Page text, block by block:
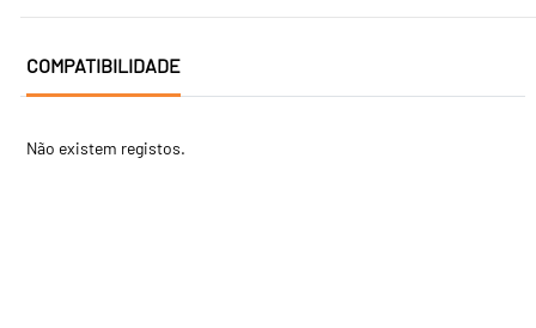
COMPATIBILIDADE
Não existem registos.